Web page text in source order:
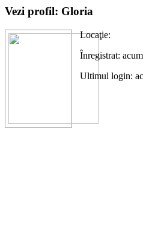
Vezi profil: Gloria
Locaţie:
Înregistrat:
Ultimul login: